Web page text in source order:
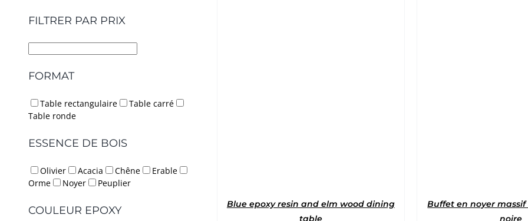
Blue epoxy resin and elm wood dining
table
Buffet en noyer massif
noire
FILTRER PAR PRIX
FORMAT
Table rectangulaire
Table carré
Table ronde
ESSENCE DE BOIS
Olivier Acacia Chêne
Erable
Orme
Noyer Peuplier
COULEUR EPOXY